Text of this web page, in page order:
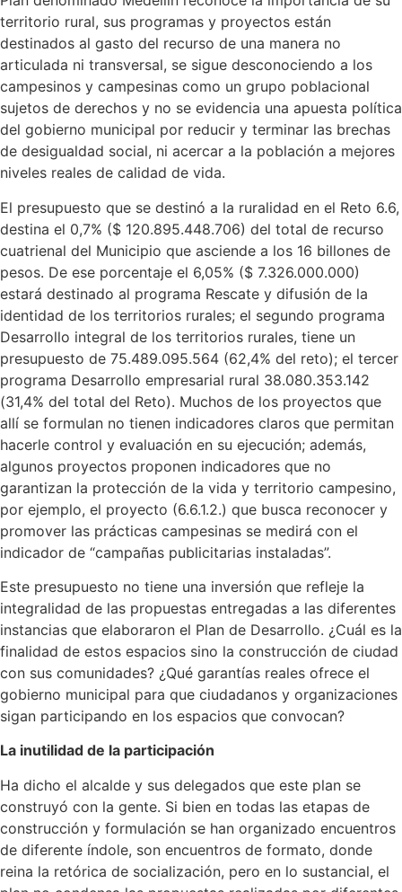
territorio rural, sus programas y proyectos están
destinados al gasto del recurso de una manera no
articulada ni transversal, se sigue desconociendo a los
campesinos y campesinas como un grupo poblacional
sujetos de derechos y no se evidencia una apuesta política
del gobierno municipal por reducir y terminar las brechas
de desigualdad social, ni acercar a la población a mejores
niveles reales de calidad de vida.
El presupuesto que se destinó a la ruralidad en el Reto 6.6,
destina el 0,7% ($ 120.895.448.706) del total de recurso
cuatrienal del Municipio que asciende a los 16 billones de
pesos. De ese porcentaje el 6,05% ($ 7.326.000.000)
estará destinado al programa Rescate y difusión de la
identidad de los territorios rurales; el segundo programa
Desarrollo integral de los territorios rurales, tiene un
presupuesto de 75.489.095.564 (62,4% del reto); el tercer
programa Desarrollo empresarial rural 38.080.353.142
(31,4% del total del Reto). Muchos de los proyectos que
allí se formulan no tienen indicadores claros que permitan
hacerle control y evaluación en su ejecución; además,
algunos proyectos proponen indicadores que no
garantizan la protección de la vida y territorio campesino,
por ejemplo, el proyecto (6.6.1.2.) que busca reconocer y
promover las prácticas campesinas se medirá con el
indicador de “campañas publicitarias instaladas”.
Este presupuesto no tiene una inversión que refleje la
integralidad de las propuestas entregadas a las diferentes
instancias que elaboraron el Plan de Desarrollo. ¿Cuál es la
finalidad de estos espacios sino la construcción de ciudad
con sus comunidades? ¿Qué garantías reales ofrece el
gobierno municipal para que ciudadanos y organizaciones
sigan participando en los espacios que convocan?
La inutilidad de la participación
Ha dicho el alcalde y sus delegados que este plan se
construyó con la gente. Si bien en todas las etapas de
construcción y formulación se han organizado encuentros
de diferente índole, son encuentros de formato, donde
reina la retórica de socialización, pero en lo sustancial, el